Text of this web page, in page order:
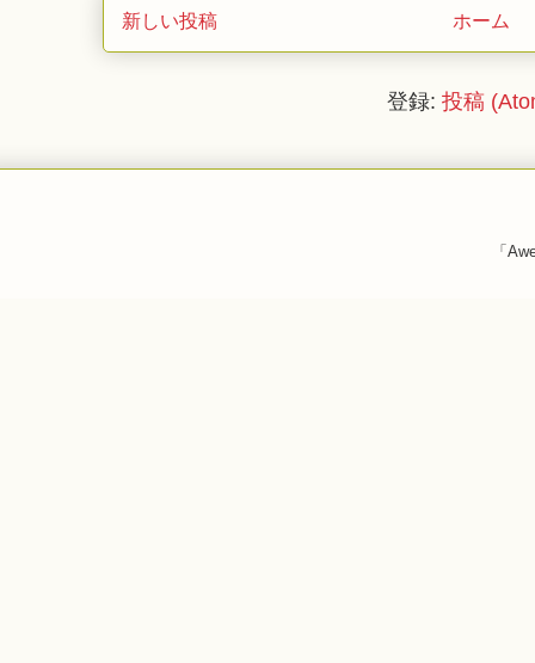
新しい投稿 ホーム
登録:投稿
「